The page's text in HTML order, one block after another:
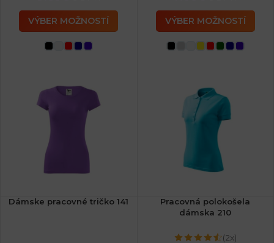
VÝBER MOŽNOSTÍ VÝBER MOŽNOSTÍ
Dámske pracovné tričko 141
Pracovná polokošela
dámska 210
(2x)